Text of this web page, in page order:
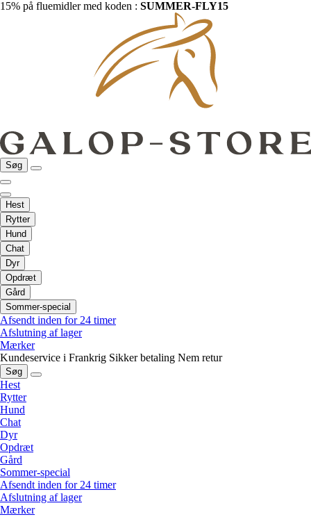
15% på fluemidler med koden : SUMMER-FLY15
Søg
Hest
Rytter
Hund
Chat
Dyr
Opdræt
Gård
Sommer-special
Afsendt inden for 24 timer
Afslutning af lager
Mærker
Kundeservice i Frankrig Sikker betaling Nem retur
Søg
Hest
Rytter
Hund
Chat
Dyr
Opdræt
Gård
Sommer-special
Afsendt inden for 24 timer
Afslutning af lager
Mærker